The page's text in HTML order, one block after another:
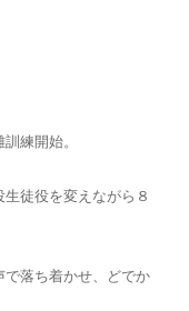
練開始。
徒役を変えながら８
落ち着かせ、どでか